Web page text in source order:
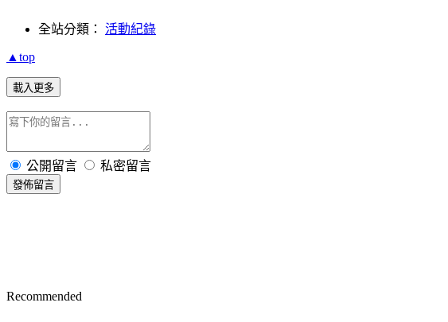
全站分類： 活動紀錄
▲top
載入更多
公開留言 私密留言
發佈留言
Recommended